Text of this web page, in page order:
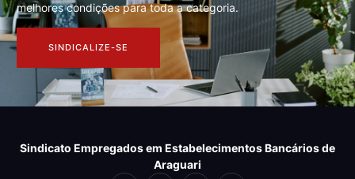
melhores condições para toda a categoria.
SINDICALIZE-SE
Sindicato Empregados em Estabelecimentos Bancários de
Araguari